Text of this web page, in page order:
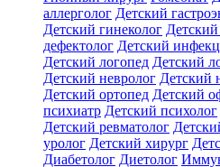
аллерголог Детский
Детский гинеколог
дефектолог Детский
Детский логопед Детский
Детский невролог Детский
Детский ортопед Детский
психиатр Детский психолог
Детский ревматолог
уролог Детский хирург
Диабетолог Диетолог